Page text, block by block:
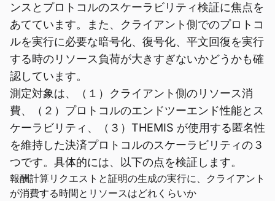
ンスとプロトコルのスケーラビリティ検証に焦点を
あてています。また、クライアント側でのプロトコ
ルを実行に必要な暗号化、復号化、平文回復を実行
する時のリソース負荷が大きすぎないかどうかも確
認しています。
測定対象は、（１）クライアント側のリソース消
費、（２）プロトコルのエンドツーエンド性能とス
ケーラビリティ、（３）THEMIS が使用する匿名性
を維持した決済プロトコルのスケーラビリティの３
つです。具体的には、以下の点を検証します。
報酬計算リクエストと証明の生成の実行に、クライアント
が消費する時間とリソースはどれくらいか